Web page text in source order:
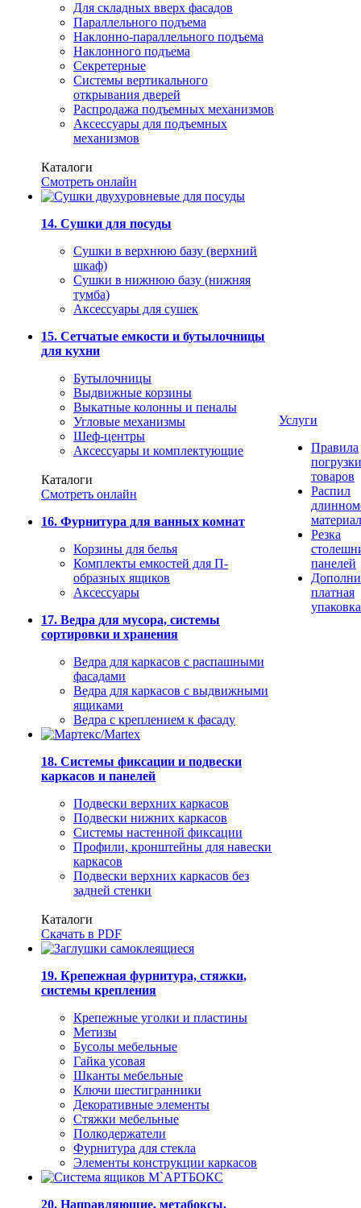
Для складных вверх фасадов
Параллельного подъема
Наклонно-параллельного подъема
Наклонного подъема
Секретерные
Системы вертикального
открывания дверей
Распродажа подъемных механизмов
Аксессуары для подъемных
механизмов
Каталоги
Смотреть онлайн
14. Сушки для посуды
Сушки в верхнюю базу (верхний
шкаф)
Сушки в нижнюю базу (нижняя
тумба)
Аксессуары для сушек
15. Сетчатые емкости и бутылочницы
для кухни
Бутылочницы
Выдвижные корзины
Выкатные колонны и пеналы
Угловые механизмы
Шеф-центры
Аксессуары и комплектующие
Каталоги
Смотреть онлайн
16. Фурнитура для ванных комнат
Корзины для белья
Комплекты емкостей для П-
образных ящиков
Аксессуары
17. Ведра для мусора, системы
сортировки и хранения
Ведра для каркасов с распашными
фасадами
Ведра для каркасов с выдвижными
ящиками
Ведра с креплением к фасаду
18. Системы фиксации и подвески
каркасов и панелей
Подвески верхних каркасов
Подвески нижних каркасов
Системы настенной фиксации
Профили, кронштейны для навески
каркасов
Подвески верхних каркасов без
задней стенки
Каталоги
Скачать в PDF
19. Крепежная фурнитура, стяжки,
системы крепления
Крепежные уголки и пластины
Метизы
Бусолы мебельные
Гайка усовая
Шканты мебельные
Ключи шестигранники
Декоративные элементы
Стяжки мебельные
Полкодержатели
Фурнитура для стекла
Элементы конструкции каркасов
20. Направляющие, метабоксы,
Услуги
Правила
погрузки
товаров
Распил
Резка
панелей
платная
упаковка